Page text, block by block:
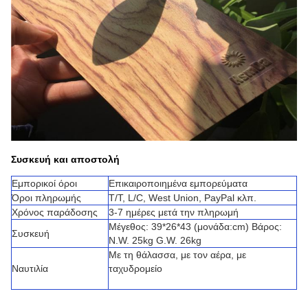
Συσκευή και αποστολή
Εμπορικοί όροι
Επικαιροποιημένα εμπορεύματα
Όροι πληρωμής
T/T, L/C, West Union, PayPal κλπ.
Χρόνος παράδοσης
3-7 ημέρες μετά την πληρωμή
Συσκευή
Μέγεθος: 39*26*43 (μονάδα:cm) Βάρος:
N.W. 25kg G.W. 26kg
Ναυτιλία
Με τη θάλασσα, με τον αέρα, με
ταχυδρομείο